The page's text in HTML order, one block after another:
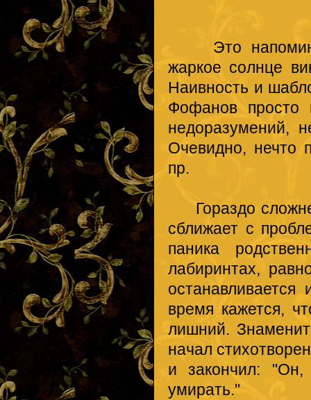
Это
жаркое солнце
Наивность и
Фофанов просто
недоразумений,
Очевидно, нечто
пр.
Гораздо
сближает с
паника
лабиринтах,
время кажется,
лишний.
начал
и закончил: "Он,
умирать."